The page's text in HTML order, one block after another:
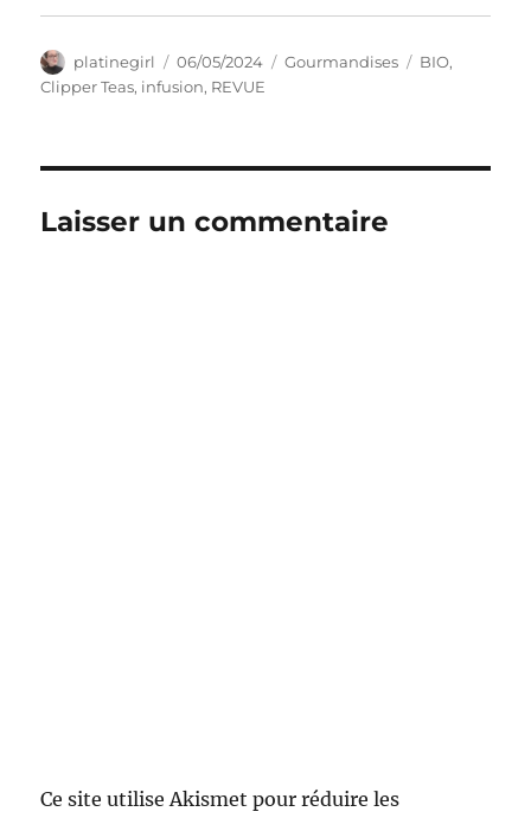
Auteur
platinegirl
Publié
le
06/05/2024 Catégories
Gourmandises Étiquettes
BIO,
Clipper Teas, infusion, REVUE
Laisser un commentaire
Ce site utilise Akismet pour réduire les